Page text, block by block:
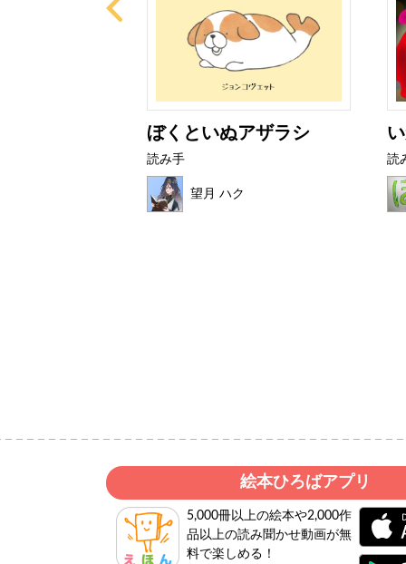
ぼくといぬアザラシ
読み手
望月 ハク
読
絵本ひろばアプリ
5,000冊以上の絵本や2,000作
品以上の読み聞かせ動画が無
料で楽しめる！